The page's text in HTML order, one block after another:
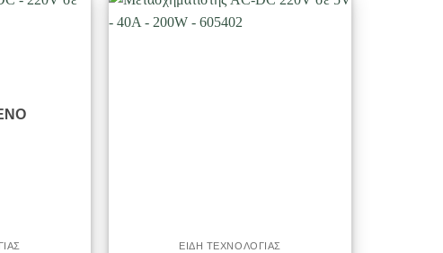
ΕΙΔΗ ΤΕΧΝΟΛΟΓΙΑΣ